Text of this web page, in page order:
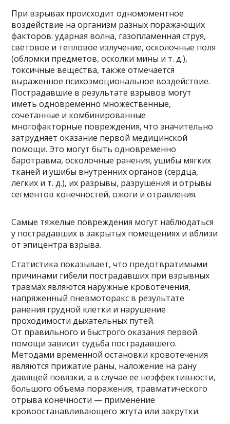
При взрывах происходит одномоментное
воздействие на организм разных поражающих
факторов: ударная волна, газопламенная струя,
световое и тепловое излучение, осколочные поля
(обломки предметов, осколки мины и т. д.),
токсичные вещества, также отмечается
выраженное психоэмоциональное воздействие.
Пострадавшие в результате взрывов могут
иметь одновременно множественные,
сочетанные и комбинированные
многофакторные повреждения, что значительно
затрудняет оказание первой медицинской
помощи. Это могут быть одновременно
баротравма, осколочные ранения, ушибы мягких
тканей и ушибы внутренних органов (сердца,
легких и т. д.), их разрывы, разрушения и отрывы
сегментов конечностей, ожоги и отравления.
Самые тяжелые повреждения могут наблюдаться
у пострадавших в закрытых помещениях и вблизи
от эпицентра взрыва.
Статистика показывает, что предотвратимыми
причинами гибели пострадавших при взрывных
травмах являются наружные кровотечения,
напряженный пневмоторакс в результате
ранения грудной клетки и нарушение
проходимости дыхательных путей.
От правильного и быстрого оказания первой
помощи зависит судьба пострадавшего.
Методами временной остановки кровотечения
являются прижатие раны, наложение на рану
давящей повязки, а в случае ее неэффективности,
большого объема поражения, травматического
отрыва конечности — применение
кровоостанавливающего жгута или закрутки.